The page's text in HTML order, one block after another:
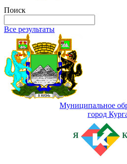
Поиск
Все результаты
Муниципальное
город
Я